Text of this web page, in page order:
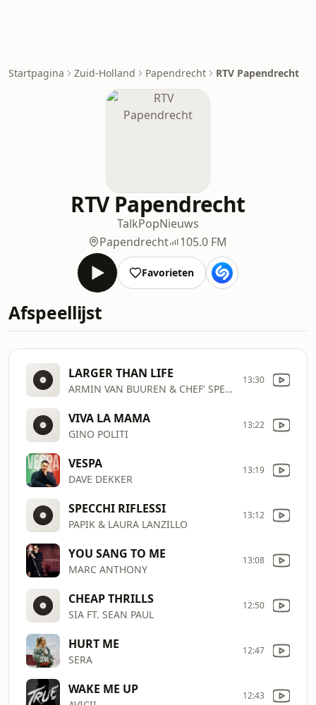
Startpagina Zuid-Holland Papendrecht RTV Papendrecht
RTV Papendrecht
TalkPopNieuws
Papendrecht
105.0 FM
Favorieten
Afspeellijst
LARGER THAN LIFE
ARMIN VAN BUUREN & CHEF' SPECIAL
13:30
VIVA LA MAMA
GINO POLITI
13:22
VESPA
DAVE DEKKER
13:19
SPECCHI RIFLESSI
PAPIK & LAURA LANZILLO
13:12
YOU SANG TO ME
MARC ANTHONY
13:08
CHEAP THRILLS
SIA FT. SEAN PAUL
12:50
HURT ME
SERA
12:47
WAKE ME UP 12:43